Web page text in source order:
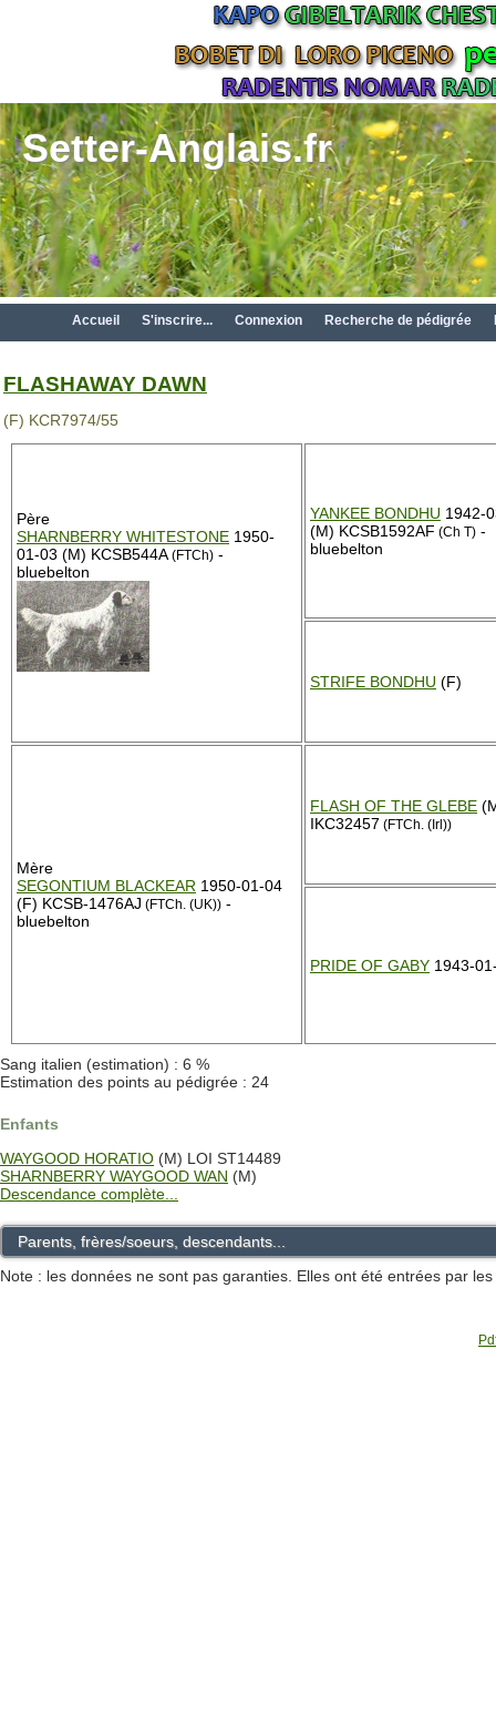
Setter-Anglais.fr
Accueil S'inscrire... Connexion Recherche de pédigrée
FLASHAWAY DAWN
(F) KCR7974/55
Père
SHARNBERRY WHITESTONE 1950-
01-03 (M) KCSB544A (FTCh) -
bluebelton
YANKEE BONDHU 1942-
(M) KCSB1592AF (Ch T) -
bluebelton
STRIFE BONDHU (F)
Mère
SEGONTIUM BLACKEAR 1950-01-04
(F) KCSB-1476AJ (FTCh. (UK)) -
bluebelton
FLASH OF THE GLEBE
IKC32457 (FTCh. (Irl))
PRIDE OF GABY 1943-
Sang italien (estimation) : 6 %
Estimation des points au pédigrée : 24
Enfants
WAYGOOD HORATIO (M) LOI ST14489
SHARNBERRY WAYGOOD WAN (M)
Descendance complète...
Parents, frères/soeurs, descendants...
Note : les données ne sont pas garanties. Elles ont été entrées par